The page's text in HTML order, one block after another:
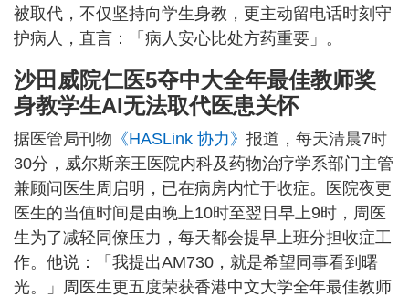
被取代，不仅坚持向学生身教，更主动留电话时刻守
护病人，直言：「病人安心比处方药重要」。
沙田威院仁医5夺中大全年最佳教师奖
身教学生AI无法取代医患关怀
据医管局刊物 《HASLink 协力》 报道，每天清晨7时
30分，威尔斯亲王医院内科及药物治疗学系部门主管
兼顾问医生周启明，已在病房内忙于收症。医院夜更
医生的当值时间是由晚上10时至翌日早上9时，周医
生为了减轻同僚压力，每天都会提早上班分担收症工
作。他说：「我提出AM730，就是希望同事看到曙
光。」周医生更五度荣获香港中文大学全年最佳教师